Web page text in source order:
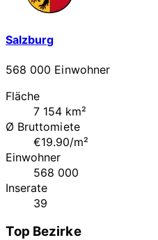
Salzburg
568 000 Einwohner
Fläche
7 154 km²
Ø Bruttomiete
€19.90/m²
Einwohner
568 000
Inserate
39
Top Bezirke